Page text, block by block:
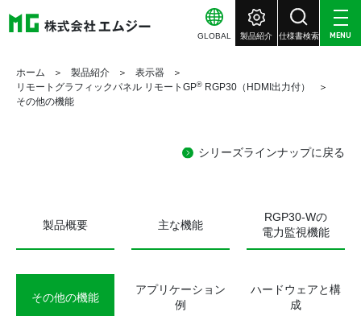
GLOBAL 製品紹介 仕様書検索 MENU
ホーム 製品紹介
表示器
リモートグラフィックパネル リモートGP® RGP30（HDMI出力付）
その他の機能
シリーズラインナップに戻る
製品概要 主な機能
RGP30-Wの
電力監視機能
その他の機能
アプリケーション
例
ハードウェアと構
成